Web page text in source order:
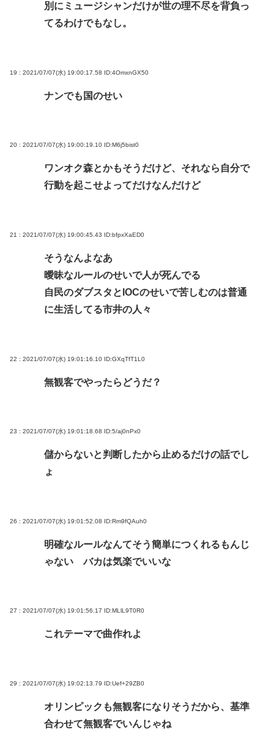
別にミュージシャンだけが世の理不尽を背負っ
てるわけでもなし。
19 : 2021/07/07(水) 19:00:17.58 ID:4OmxnGX50
ナンでも国のせい
20 : 2021/07/07(水) 19:00:19.10 ID:M6j5bist0
ワンオク森とかもそうだけど、それなら自分で
行動を起こせよってだけなんだけど
21 : 2021/07/07(水) 19:00:45.43 ID:bfpxXaED0
そうなんよなあ
曖昧なルールのせいで人が死んでる
自民のダブスタとIOCのせいで苦しむのは普通
に生活してる市井の人々
22 : 2021/07/07(水) 19:01:16.10 ID:GXqTfT1L0
無観客でやったらどうだ？
23 : 2021/07/07(水) 19:01:18.68 ID:5/aj0nPx0
儲からないと判断したから止めるだけの話でし
ょ
26 : 2021/07/07(水) 19:01:52.08 ID:Rm9fQAuh0
明確なルールなんてそう簡単につくれるもんじ
ゃない バカは気楽でいいな
27 : 2021/07/07(水) 19:01:56.17 ID:MLlL9T0R0
これテーマで曲作れよ
29 : 2021/07/07(水) 19:02:13.79 ID:Uef+29ZB0
オリンピックも無観客になりそうだから、基準
合わせて無観客でいんじゃね